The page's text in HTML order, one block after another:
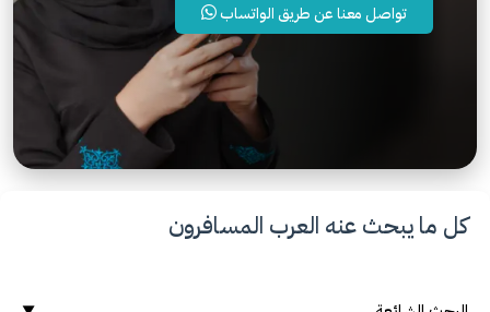
تواصل معنا عن طريق الواتساب
كل ما يبحث عنه العرب المسافرون